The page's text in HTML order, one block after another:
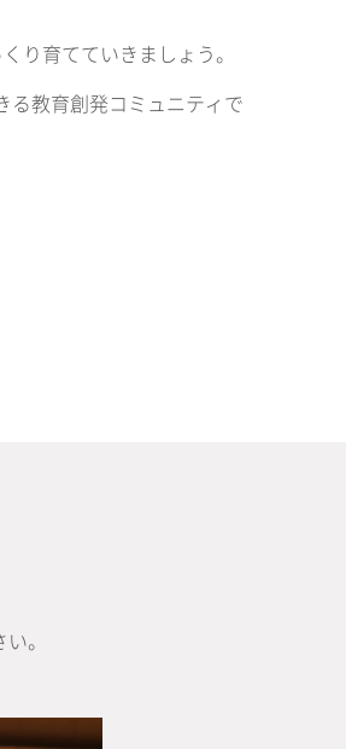
り育てていきましょう。
る教育創発コミュニティで
。